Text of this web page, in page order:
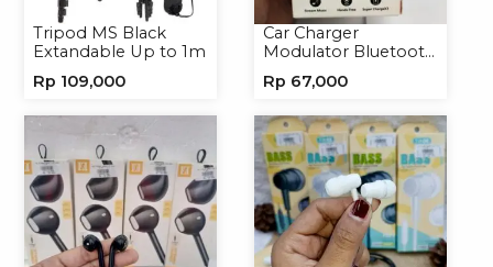
Tripod MS Black
Extandable Up to 1m
Rp 109,000
Car Charger
Modulator Bluetooth
Handphone
Rp 67,000